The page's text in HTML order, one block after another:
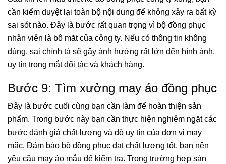
cần kiểm duyệt lại toàn bộ nội dung để không xảy ra bất kỳ
sai sót nào. Đây là bước rất quan trọng vì bộ đồng phục
nhân viên là bộ mặt của công ty. Nếu có thông tin không
đúng, sai chính tả sẽ gây ảnh hưởng rất lớn đến hình ảnh,
uy tín trong mắt đối tác và khách hàng.
Bước 9: Tìm xưởng may áo đồng phục
Đây là bước cuối cùng bạn cần làm để hoàn thiện sản
phẩm. Trong bước này bạn cần thực hiện nghiêm ngặt các
bước đánh giá chất lượng và độ uy tín của đơn vị may
mặc. Đảm bảo bộ đồng phục đạt chất lượng tốt, bạn nên
yêu cầu may áo mẫu để kiểm tra. Trong trường hợp sản